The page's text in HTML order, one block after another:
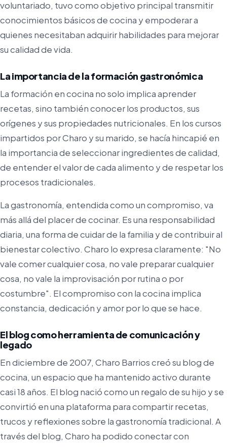
voluntariado, tuvo como objetivo principal transmitir
conocimientos básicos de cocina y empoderar a
quienes necesitaban adquirir habilidades para mejorar
su calidad de vida.
La importancia de la formación gastronómica
La formación en cocina no solo implica aprender
recetas, sino también conocer los productos, sus
orígenes y sus propiedades nutricionales. En los cursos
impartidos por Charo y su marido, se hacía hincapié en
la importancia de seleccionar ingredientes de calidad,
de entender el valor de cada alimento y de respetar los
procesos tradicionales.
La gastronomía, entendida como un compromiso, va
más allá del placer de cocinar. Es una responsabilidad
diaria, una forma de cuidar de la familia y de contribuir al
bienestar colectivo. Charo lo expresa claramente: "No
vale comer cualquier cosa, no vale preparar cualquier
cosa, no vale la improvisación por rutina o por
costumbre". El compromiso con la cocina implica
constancia, dedicación y amor por lo que se hace.
El blog como herramienta de comunicación y
legado
En diciembre de 2007, Charo Barrios creó su blog de
cocina, un espacio que ha mantenido activo durante
casi 18 años. El blog nació como un regalo de su hijo y se
convirtió en una plataforma para compartir recetas,
trucos y reflexiones sobre la gastronomía tradicional. A
través del blog, Charo ha podido conectar con